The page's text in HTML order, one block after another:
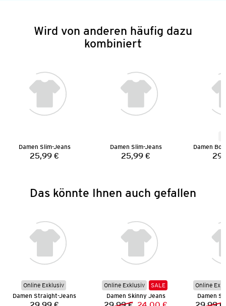
Wird von anderen häufig dazu
kombiniert
Damen Slim-Jeans
Preis:
25,99 €
Damen Slim-Jeans
Preis:
25,99 €
Das könnte Ihnen auch gefallen
Online Exklusiv
Damen Straight-Jeans
Online Exklusiv
SALE
Damen Skinny Jeans
Online
Damen